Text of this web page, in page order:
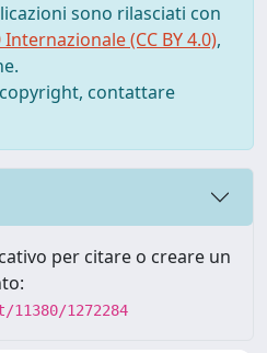
sono rilasciati con
(CC BY 4.0),
contattare
per citare o creare un
1272284